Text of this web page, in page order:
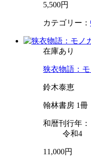
5,500円
カテゴリー：
在庫あり
狭衣物語：
鈴木泰恵
翰林書房 1冊
和暦刊行年：
令和4
11,000円